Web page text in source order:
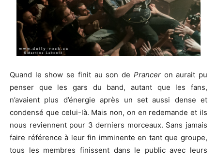
Quand le show se finit au son de Pranceron aurait pu
penser que les gars du band, autant que les fans,
n’avaient plus d’énergie après un set aussi dense et
condensé que celui-là. Mais non, on en redemande et ils
nous reviennent pour 3 derniers morceaux. Sans jamais
faire référence à leur fin imminente en tant que groupe,
tous les membres finissent dans le public avec leurs